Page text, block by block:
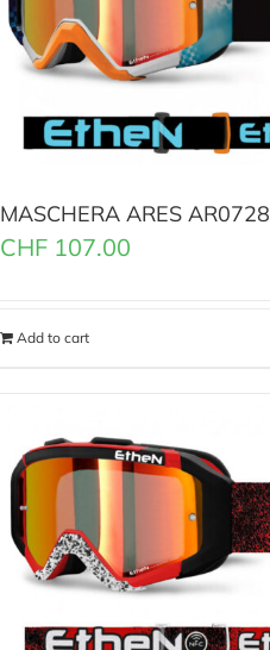
MASCHERA ARES AR0728
CHF107.00
Add to cart